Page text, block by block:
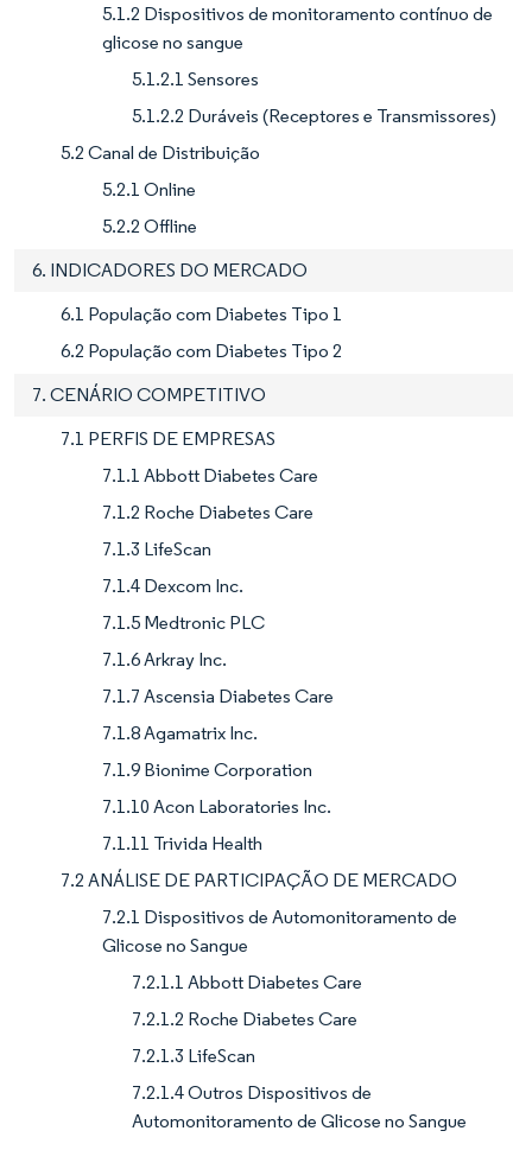
5.1.2 Dispositivos de monitoramento contínuo de
glicose no sangue
5.1.2.1 Sensores
5.1.2.2 Duráveis (Receptores e Transmissores)
5.2 Canal de Distribuição
5.2.1 Online
5.2.2 Offline
6. INDICADORES DO MERCADO
6.1 População com Diabetes Tipo 1
6.2 População com Diabetes Tipo 2
7. CENÁRIO COMPETITIVO
7.1 PERFIS DE EMPRESAS
7.1.1 Abbott Diabetes Care
7.1.2 Roche Diabetes Care
7.1.3 LifeScan
7.1.4 Dexcom Inc.
7.1.5 Medtronic PLC
7.1.6 Arkray Inc.
7.1.7 Ascensia Diabetes Care
7.1.8 Agamatrix Inc.
7.1.9 Bionime Corporation
7.1.10 Acon Laboratories Inc.
7.1.11 Trivida Health
7.2 ANÁLISE DE PARTICIPAÇÃO DE MERCADO
7.2.1 Dispositivos de Automonitoramento de
Glicose no Sangue
7.2.1.1 Abbott Diabetes Care
7.2.1.2 Roche Diabetes Care
7.2.1.3 LifeScan
7.2.1.4 Outros Dispositivos de
Automonitoramento de Glicose no Sangue